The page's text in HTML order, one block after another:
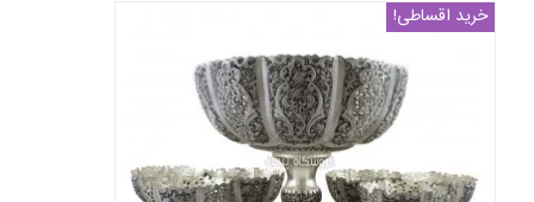
خرید اقساطی!